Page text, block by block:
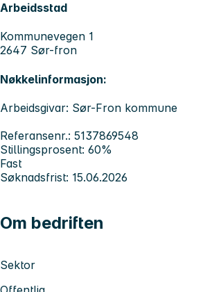
Arbeidsstad
Kommunevegen 1
2647 Sør-fron
Nøkkelinformasjon:
Arbeidsgivar: Sør-Fron kommune
Referansenr.: 5137869548
Stillingsprosent: 60%
Fast
Søknadsfrist: 15.06.2026
Om bedriften
Sektor